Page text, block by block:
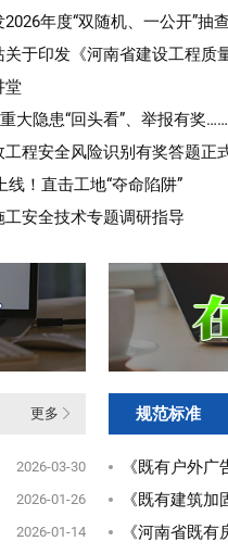
年度“双随机、一公开”抽
印发《河南省建设工程质量检
堂
大隐患“回头看”、举报有奖……
程安全风险识别有奖答题正
！直击工地“夺命陷阱”
安全技术专题调研指导
更多
2026-03-30
2026-01-26
2026-01-14
规范标准
《既有户外广告设
《既有建筑加固改造工
《河南省既有房屋建筑结